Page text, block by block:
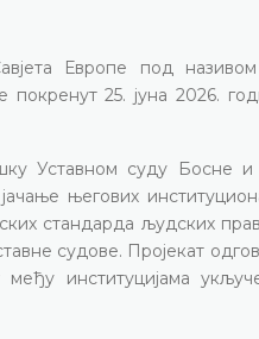
Европе под
покренут 25. јуна 2026.
Уставном суду Босне
његових
стандарда људских
судове. Пројекат
међу институцијама